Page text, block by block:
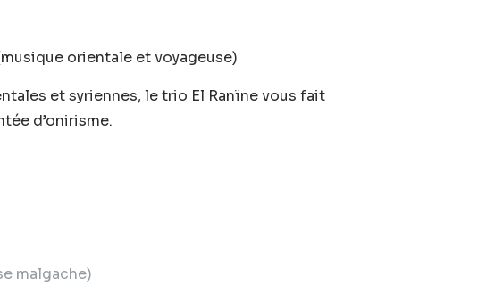
orientale et voyageuse)
et syriennes, le trio El Ranïne vous fait
d’onirisme.
malgache)